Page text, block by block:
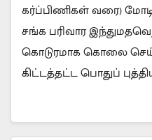
கர்ப்பிணிகள் வரை)
சங்க பரிவார
கொடுரமாக கொலை
கிட்டத்தட்ட பொதுப்